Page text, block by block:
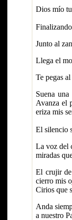
Dios mío tu
Junto al
Llega el
Te pegas
Suena
Avanza el
eriza mis
El silencio
La voz del
miradas
El crujir de
cierro mis
Cirios que
Anda
a nuestro